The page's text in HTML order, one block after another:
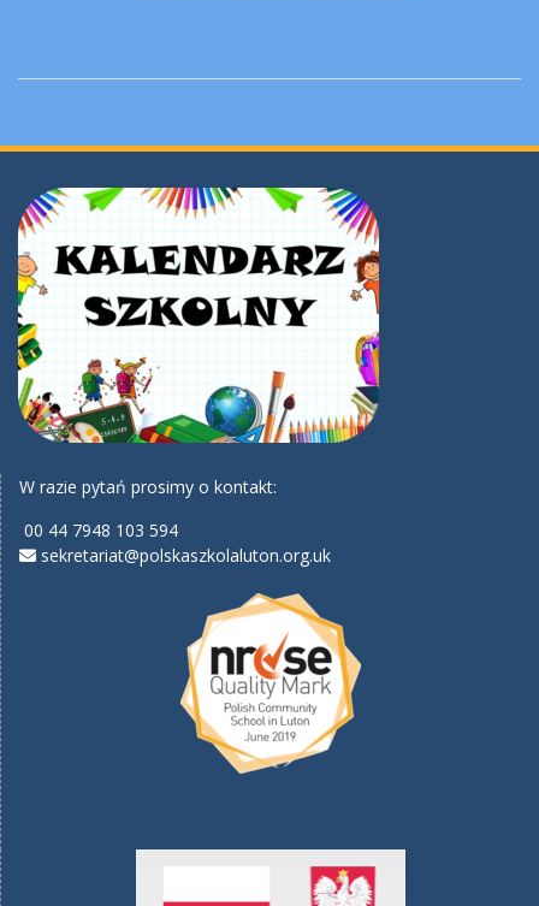
W razie pytań prosimy o kontakt:
00 44 7948 103 594
sekretariat@polskaszkolaluton.org.uk